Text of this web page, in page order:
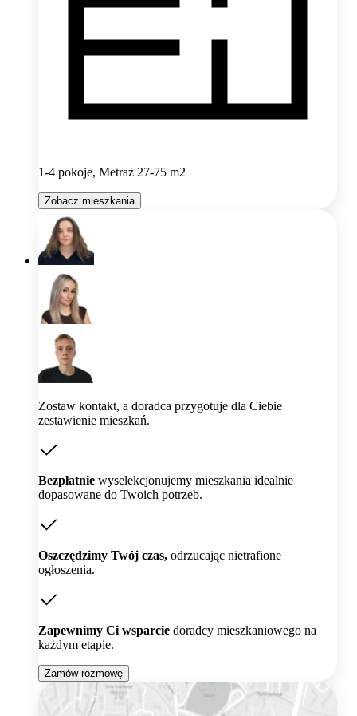
1-4 pokoje, Metraż 27-75 m2
Zobacz mieszkania
Zostaw kontakt, a doradca przygotuje dla Ciebie
zestawienie mieszkań.
Bezpłatnie wyselekcjonujemy mieszkania idealnie
dopasowane do Twoich potrzeb.
Oszczędzimy Twój czas, odrzucając nietrafione
ogłoszenia.
Zapewnimy Ci wsparcie doradcy mieszkaniowego na
każdym etapie.
Zamów rozmowę